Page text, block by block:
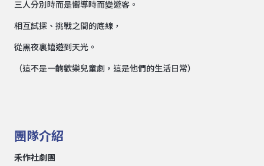
三人分別時而是嚮導時而變遊客。
相互試探、挑戰之間的底線，
從黑夜裏嬉遊到天光。
（這不是一齣歡樂兒童劇，這是他們的生活日常）
團隊介紹
禾作社劇團